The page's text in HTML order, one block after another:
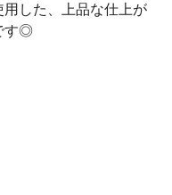
した、上品な仕上が
す◎